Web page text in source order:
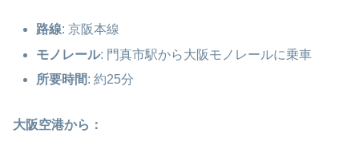
路線: 京阪本線
モノレール: 門真市駅から大阪モノレールに乗車
所要時間: 約25分
大阪空港から：